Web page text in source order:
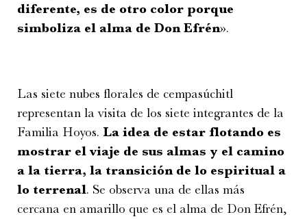
diferente, es de otro color porque
simboliza el alma de Don Efrén».
Las siete nubes florales de cempasúchitl
representan la visita de los siete integrantes de la
Familia Hoyos. La idea de estar flotando es
mostrar el viaje de sus almas y el camino
a la tierra, la transición de lo espiritual a
lo terrenal. Se observa una de ellas más
cercana en amarillo que es el alma de Don Efrén,